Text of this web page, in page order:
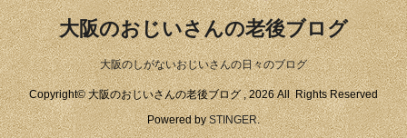
大阪のおじいさんの老後ブログ
大阪のしがないおじいさんの日々のブログ
Copyright© 大阪のおじいさんの老後ブログ , 2026 All Rights Reserved
Powered bySTINGER.